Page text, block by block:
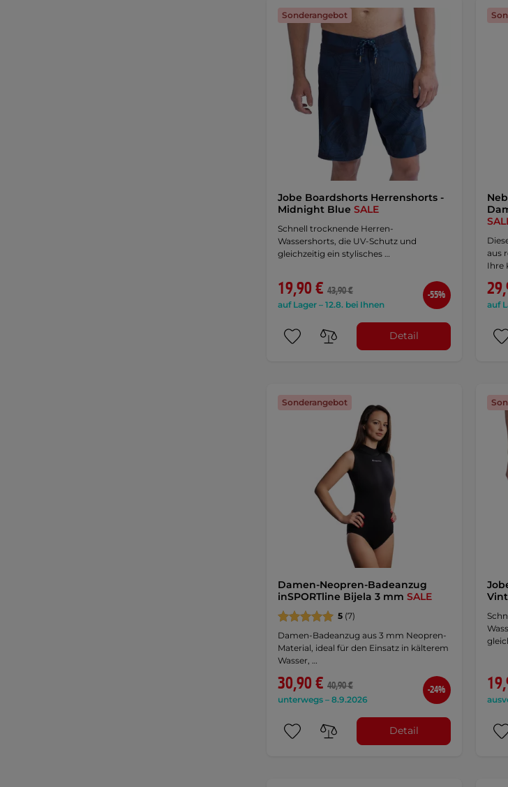
Sonderangebot
Jobe Boardshorts Herrenshorts -
Midnight Blue SALE
Schnell trocknende Herren-
Wassershorts, die UV-Schutz und
gleichzeitig ein stylisches …
19,90 € 43,90 €
auf Lager – 12.8. bei Ihnen
-55%
Detail
aus
Ihre
auf
Sonderangebot
Damen-Neopren-Badeanzug
inSPORTline Bijela 3 mm SALE
5 (7)
Damen-Badeanzug aus 3 mm Neopren-
Material, ideal für den Einsatz in kälterem
Wasser, …
30,90 € 40,90 €
unterwegs – 8.9.2026
-24%
Detail